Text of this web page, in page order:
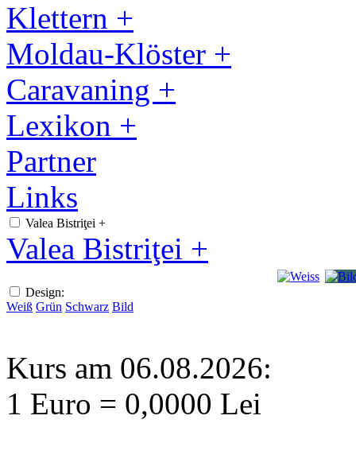
Klettern +
Moldau-Klöster +
Caravaning +
Lexikon +
Partner
Links
Valea Bistriţei +
Valea Bistriţei +
Design:
Weiß Grün Schwarz Bild
Kurs am 06.08.2026:
1 Euro = 0,0000 Lei